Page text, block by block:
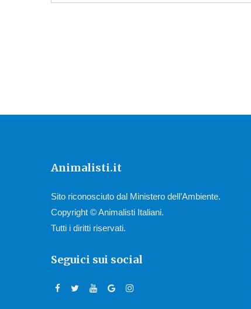
Animalisti.it
Sito riconosciuto dal Ministero dell’Ambiente.
Copyright © Animalisti Italiani.
Tutti i diritti riservati.
Seguici sui social